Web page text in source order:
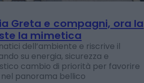
Greta e compagni, ora la
la mimetica
dell’ambiente e riscrive il
su energia, sicurezza e
cambio di priorità per favorire
nel panorama bellico